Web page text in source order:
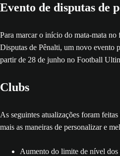
Evento de disputas de
Para marcar o início do mata-mata no
Disputas de Pênalti, um novo evento
partir de 28 de junho no Football
Clubs
As seguintes atualizações foram
mais as maneiras de personalizar e
Aumento do limite de nível dos